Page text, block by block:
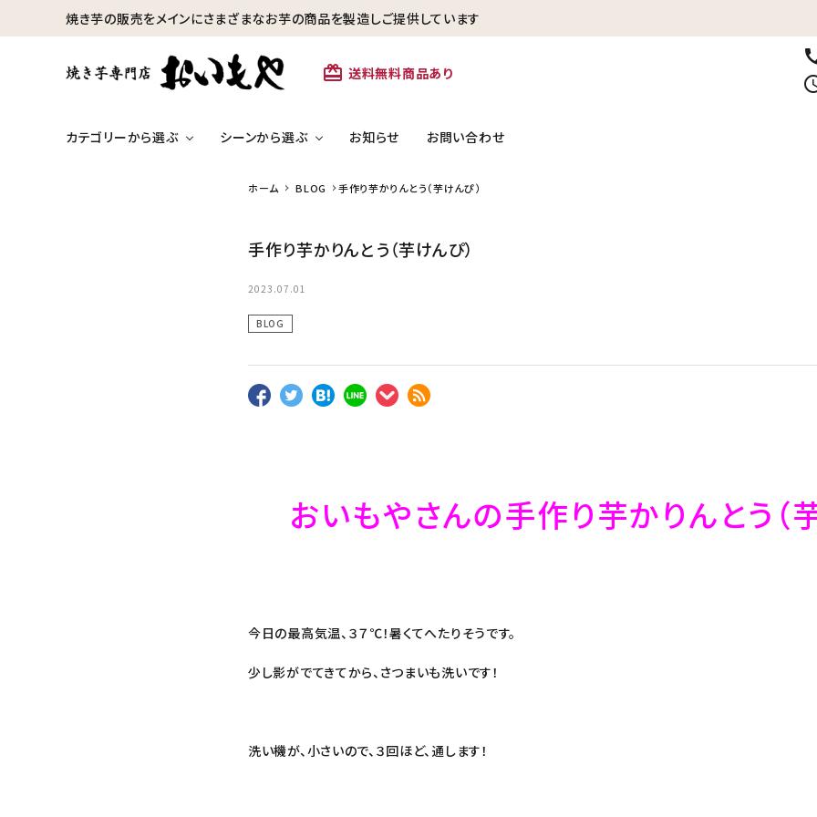
焼き芋の販売をメインにさまざまなお芋の商品を製造しご提供しています
card_giftcard 送料無料商品あり
カテゴリーから選ぶ
芋かりんとう・芋けんぴ
シーンから選ぶ お知らせ お問い合わせ
ホーム BLOG 手作り芋かりんとう（芋けんぴ）
手作り芋かりんとう（芋けんぴ）
2023.07.01
BLOG
おいもやさんの手作り芋かりんとう（
今日の最高気温、３７℃！暑くてへたりそうです。
少し影がでてきてから、さつまいも洗いです！
洗い機が、小さいので、３回ほど、通します！